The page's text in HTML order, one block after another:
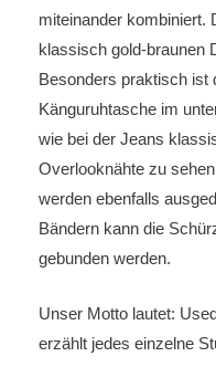
miteinander kombiniert.
klassisch gold-braunen
Besonders praktisch ist
Känguruhtasche im
wie bei der Jeans
Overlooknähte zu
werden ebenfalls
Bändern kann die
gebunden werden.
Unser Motto lautet:
erzählt jedes einzelne